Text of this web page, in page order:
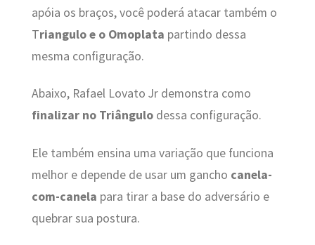
apóia os braços, você poderá atacar também o
Triangulo e o Omoplata partindo dessa
mesma configuração.
Abaixo, Rafael Lovato Jr demonstra como
finalizar no Triângulodessa configuração.
Ele também ensina uma variação que funciona
melhor e depende de usar um gancho canela-
com-canela para tirar a base do adversário e
quebrar sua postura.